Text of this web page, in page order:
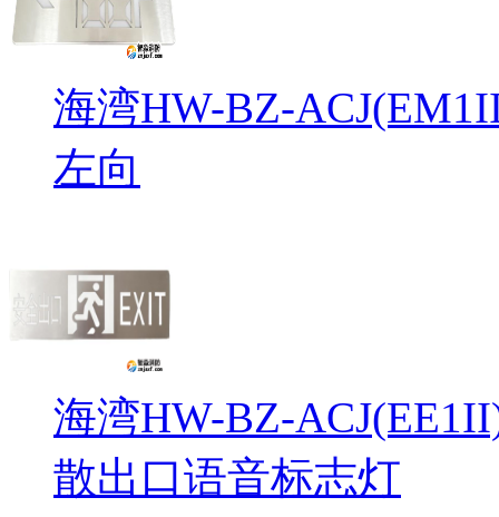
海湾HW-BZ-
左向
海湾HW-BZ-
散出口语音标志灯